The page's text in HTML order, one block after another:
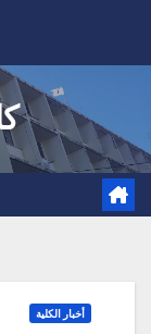
أخبار الكلية